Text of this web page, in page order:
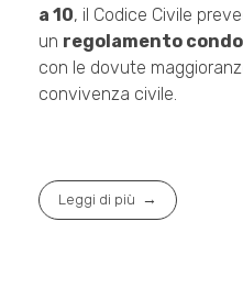
a 10, il Codice Civile
un regolamento
con le dovute
convivenza civile.
Leggi di più